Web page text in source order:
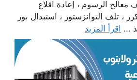
معالج الرسوم ، إعادة اقلاع
، تلف التوانزستور ، استبدال بور
... اقرأ المزيد